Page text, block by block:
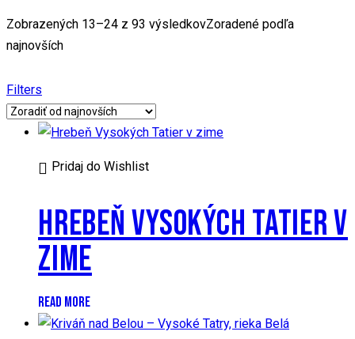
Zobrazených 13–24 z 93 výsledkovZoradené podľa
najnovších
Filters
Pridaj do Wishlist
HREBEŇ VYSOKÝCH TATIER V
ZIME
READ MORE